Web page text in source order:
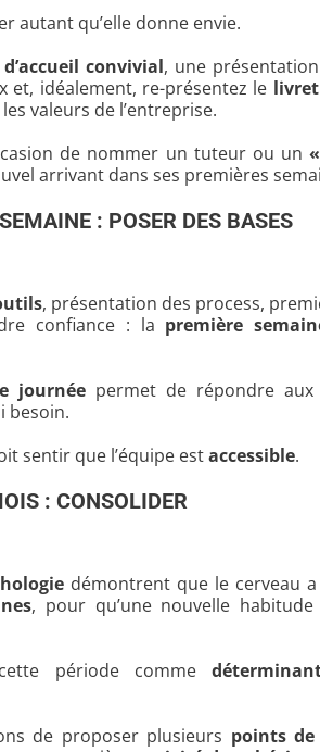
autant qu’elle donne envie.
convivial, une
et, idéalement, re-présentez le livret
valeurs de l’entreprise.
de nommer un tuteur ou un
arrivant dans ses premières
: POSER DES BASES
, présentation des process,
confiance : la première
journée permet de répondre
besoin.
sentir que l’équipe estaccessible.
: CONSOLIDER
démontrent que le cerveau a
, pour qu’une nouvelle
période comme
de proposer plusieurs points